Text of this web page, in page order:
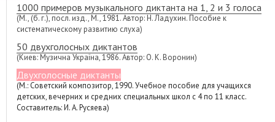
1000 примеров музыкального диктанта на 1, 2 и 3 голоса
(М., (б. г.), посл. изд., М., 1981. Автор: Н. Ладухин. Пособие к
систематическому развитию слуха)
50 двухголосных диктантов
(Киев: Музична Україна, 1986. Автор: О. К. Воронин)
Двухголосные диктанты
(М.: Советский композитор, 1990. Учебное пособие для учащихся
детских, вечерних и средних специальных школ с 4 по 11 класс.
Составитель: И. А. Русяева)